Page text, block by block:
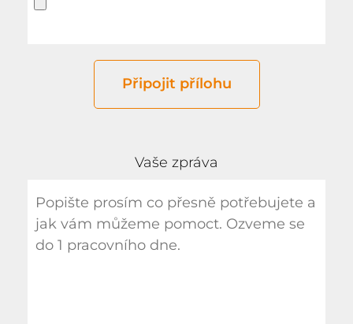
Připojit přílohu
Vaše zpráva